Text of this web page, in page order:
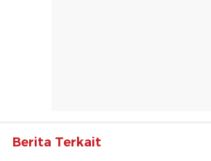
Berita Terkait